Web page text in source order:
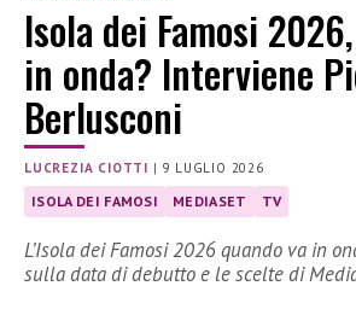
Isola dei Famosi
in onda? Interviene
Berlusconi
LUCREZIA CIOTTI | 9 LUGLIO 2026
ISOLA DEI FAMOSI MEDIASET TV
L’Isola dei Famosi 2026 quando va in
sulla data di debutto e le scelte di